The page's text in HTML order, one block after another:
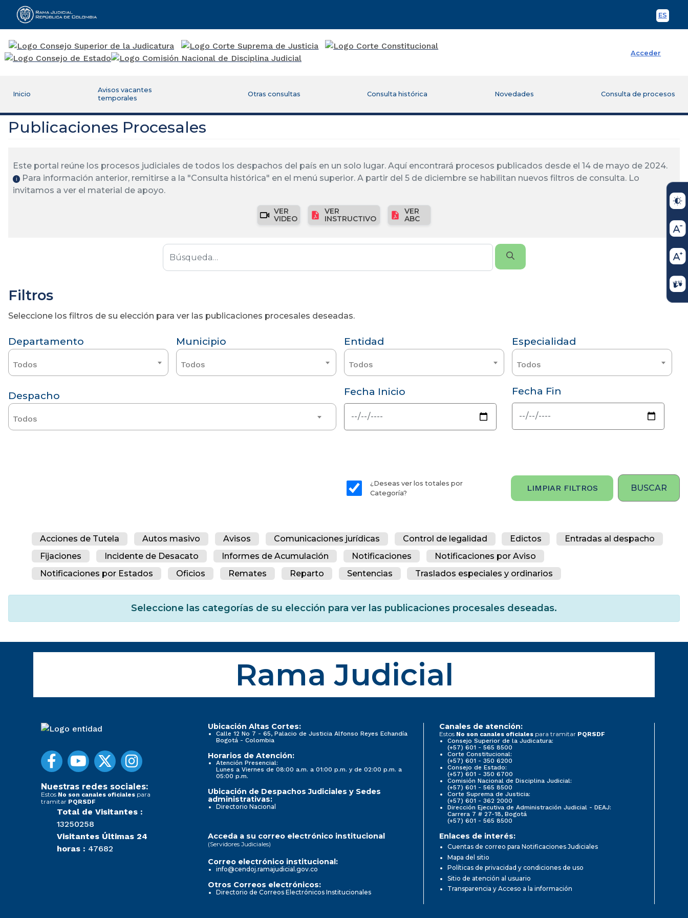
ES
Rama Judicial
Acceder
Inicio
Avisos vacantes
temporales
Otras consultas Consulta histórica Novedades Consulta de procesos
Publicaciones Procesales
Este portal reúne los procesos judiciales de todos los despachos del país en un solo lugar. Aquí encontrará procesos publicados desde el 14 de mayo de 2024.
ℹ️
Para información anterior, remitirse a la "Consulta histórica" en el menú superior. A partir del 5 de diciembre se habilitan nuevos filtros de consulta. Lo
invitamos a ver el material de apoyo.
VER
VIDEO
VER
INSTRUCTIVO
VER
ABC
Filtros
Seleccione los filtros de su elección para ver las publicaciones procesales deseadas.
Departamento
Todos
Municipio
Todos
Entidad
Todos
Especialidad
Todos
Despacho
Todos
Fecha Inicio Fecha Fin
¿Deseas ver los totales por
Categoría?
LIMPIAR FILTROS
Acciones de Tutela Autos masivo Avisos Comunicaciones jurídicas Control de legalidad Edictos
Entradas al despacho
Fijaciones
Incidente de Desacato Informes de Acumulación Notificaciones
Notificaciones por Aviso
Notificaciones por Estados
Oficios Remates Reparto Sentencias Traslados especiales y ordinarios
Seleccione las categorías de su elección para ver las publicaciones procesales deseadas.
Rama Judicial
Nuestras redes sociales:
Estos No son canales oficiales para
tramitar PQRSDF
Total de Visitantes :
13250258
Visitantes Últimas 24
horas : 47682
Ubicación Altas Cortes:
Calle 12 No 7 - 65, Palacio de Justicia Alfonso Reyes Echandía
Bogotá - Colombia
Horarios de Atención:
Atención Presencial:
Lunes a Viernes de 08:00 a.m. a 01:00 p.m. y de 02:00 p.m. a
05:00 p.m.
Ubicación de Despachos Judiciales y Sedes
administrativas:
Directorio Nacional
Canales de atención:
Estos No son canales oficiales para tramitar PQRSDF
Consejo Superior de la Judicatura:
(+57) 601 - 565 8500
Corte Constitucional:
(+57) 601 - 350 6200
Consejo de Estado:
(+57) 601 - 350 6700
Comisión Nacional de Disciplina Judicial:
(+57) 601 - 565 8500
Corte Suprema de Justicia:
(+57) 601 - 362 2000
Dirección Ejecutiva de Administración Judicial - DEAJ:
Carrera 7 # 27-18, Bogotá
(+57) 601 - 565 8500
Acceda a su correo electrónico institucional
(Servidores Judiciales)
Correo electrónico institucional:
info@cendoj.ramajudicial.gov.co
Otros Correos electrónicos:
Directorio de Correos Electrónicos Institucionales
Enlaces de interés:
Cuentas de correo para Notificaciones Judiciales
Mapa del sitio
Políticas de privacidad y condiciones de uso
Sitio de atención al usuario
Transparencia y Acceso a la información